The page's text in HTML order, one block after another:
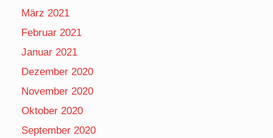
März 2021
Februar 2021
Januar 2021
Dezember 2020
November 2020
Oktober 2020
September 2020